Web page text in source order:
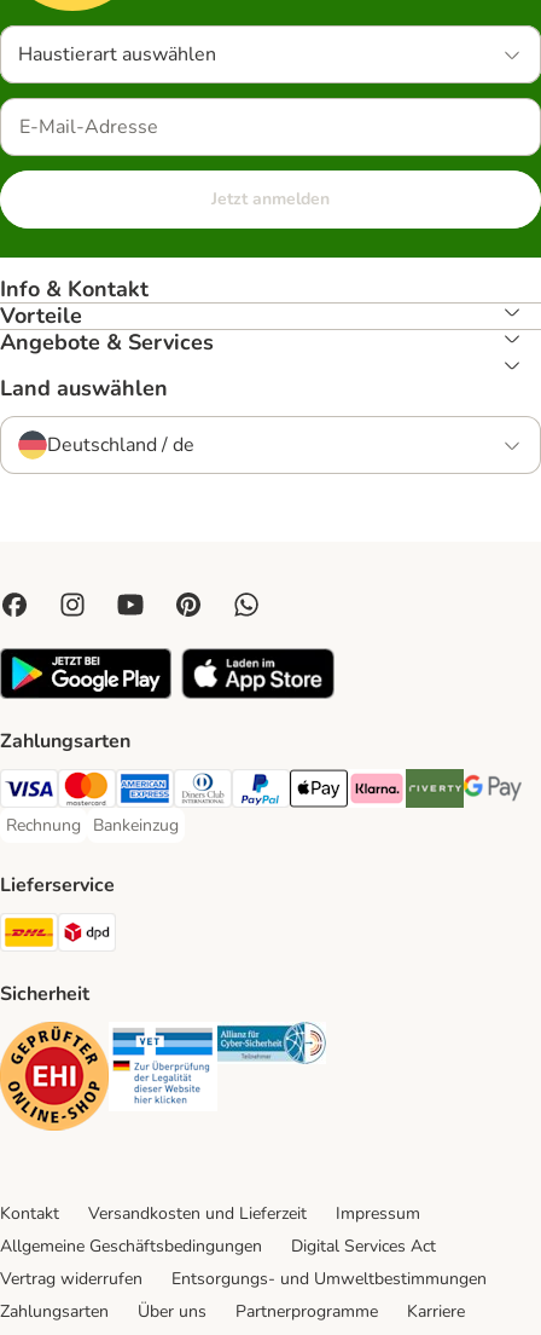
Haustierart auswählen
Jetzt anmelden
Info & Kontakt
Vorteile
Angebote & Services
Land auswählen
Deutschland / de
Zahlungsarten
Visa Payment Method
Mastercard Payment Method
American Express Payment Method
Diners Club Payment Method
PayPal Payment Method
Apple Pay Payment Method
Klarna Payment Method
Riverty Payment
Google
Rechnung
Rechnung Payment Method
Bankeinzug
Bankeinzug Payment Method
Lieferservice
DHL Shipping Method
Sicherheit
Security Security Security
Kontakt Versandkosten und Lieferzeit
Impressum
Allgemeine Geschäftsbedingungen
Digital Services Act
Vertrag widerrufen
Entsorgungs- und Umweltbestimmungen
Zahlungsarten
Über uns Partnerprogramme
Karriere